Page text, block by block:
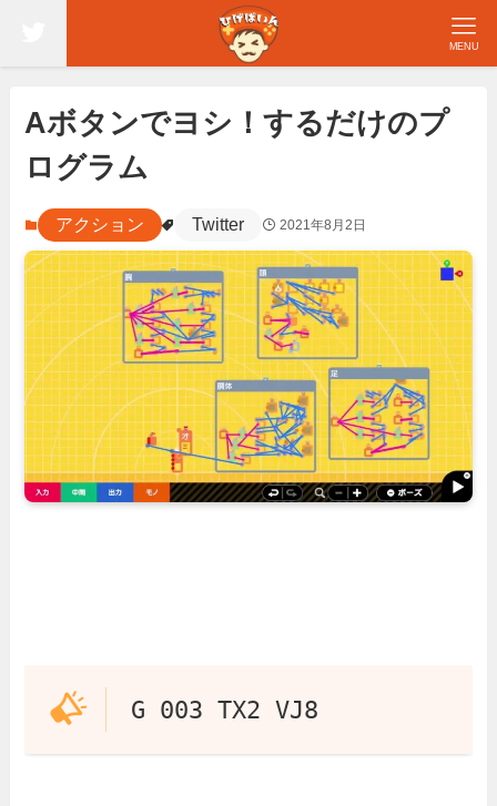
MENU
Aボタンでヨシ！するだけのプ
ログラム
アクション Twitter 2021年8月2日
G 003 TX2 VJ8